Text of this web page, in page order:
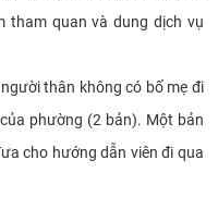
tham quan và dung dịch vụ
thân không có bố mẹ đi
phường (2 bản). Một bản
cho hướng dẫn viên đi qua